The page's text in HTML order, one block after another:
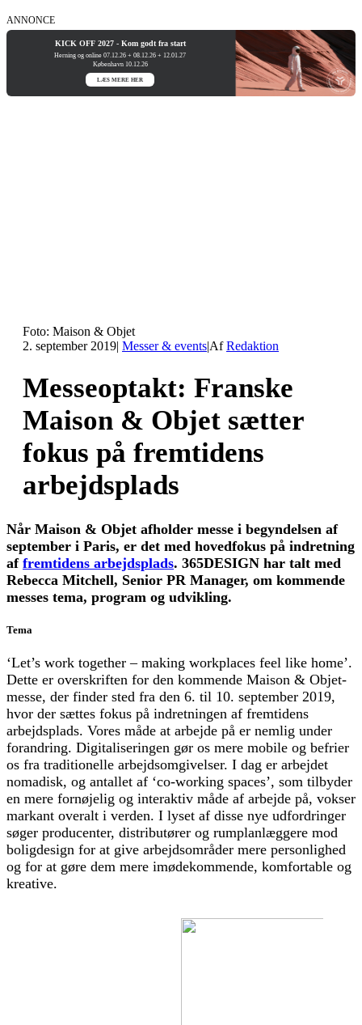
ANNONCE
KICK OFF 2027 - Kom godt fra start
Herning og online 07.12.26 + 08.12.26 + 12.01.27
København 10.12.26
LÆS MERE HER
Foto: Maison & Objet
2. september 2019| Messer & events|AfRedaktion
Messeoptakt: Franske
Maison & Objet sætter
fokus på fremtidens
arbejdsplads
Når Maison & Objet afholder messe i begyndelsen af
september i Paris, er det med hovedfokus på indretning
af fremtidens arbejdsplads. 365DESIGN har talt med
Rebecca Mitchell, Senior PR Manager, om kommende
messes tema, program og udvikling.
Tema
‘Let’s work together – making workplaces feel like home’.
Dette er overskriften for den kommende Maison & Objet-
messe, der finder sted fra den 6. til 10. september 2019,
hvor der sættes fokus på indretningen af frem­tidens
arbejdsplads. Vores måde at arbejde på er nemlig under
forandring. Digitaliseringen gør os mere mobile og befrier
os fra traditionelle arbejdsomgivelser. I dag er arbejdet
nomadisk, og antallet af ‘co-working spaces’, som tilbyder
en mere fornøjelig og interaktiv måde af arbejde på, vokser
markant overalt i verden. I lyset af disse nye udfordringer
søger producenter, distributører og rumplanlæggere mod
boligdesign for at give arbejds­områder mere personlighed
og for at gøre dem mere imødekommende, komfortable og
kreative.